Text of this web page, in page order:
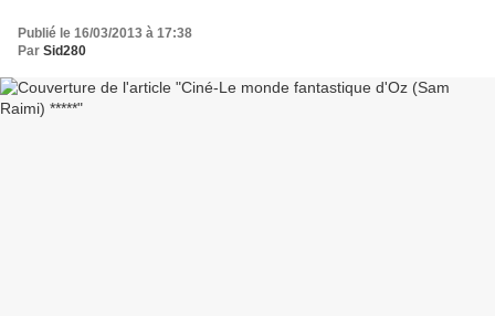
Publié le 16/03/2013 à 17:38
Par Sid280